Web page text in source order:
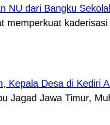
NU dari Bangku
memperkuat
Kepala Desa di Kediri
Jagad Jawa Timur,